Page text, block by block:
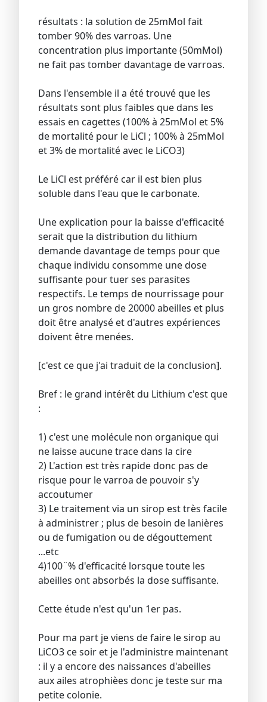
résultats : la solution de 25mMol fait
tomber 90% des varroas. Une
concentration plus importante (50mMol)
ne fait pas tomber davantage de varroas.
Dans l'ensemble il a été trouvé que les
résultats sont plus faibles que dans les
essais en cagettes (100% à 25mMol et 5%
de mortalité pour le LiCl ; 100% à 25mMol
et 3% de mortalité avec le LiCO3)
Le LiCl est préféré car il est bien plus
soluble dans l'eau que le carbonate.
Une explication pour la baisse d'efficacité
serait que la distribution du lithium
demande davantage de temps pour que
chaque individu consomme une dose
suffisante pour tuer ses parasites
respectifs. Le temps de nourrissage pour
un gros nombre de 20000 abeilles et plus
doit être analysé et d'autres expériences
doivent être menées.
[c'est ce que j'ai traduit de la conclusion].
Bref : le grand intérêt du Lithium c'est que
:
1) c'est une molécule non organique qui
ne laisse aucune trace dans la cire
2) L'action est très rapide donc pas de
risque pour le varroa de pouvoir s'y
accoutumer
3) Le traitement via un sirop est très facile
à administrer ; plus de besoin de lanières
ou de fumigation ou de dégouttement
...etc
4)100¨% d'efficacité lorsque toute les
abeilles ont absorbés la dose suffisante.
Cette étude n'est qu'un 1er pas.
Pour ma part je viens de faire le sirop au
LiCO3 ce soir et je l'administre maintenant
: il y a encore des naissances d'abeilles
aux ailes atrophièes donc je teste sur ma
petite colonie.